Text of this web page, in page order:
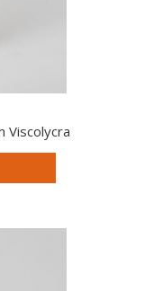
Viscolycra